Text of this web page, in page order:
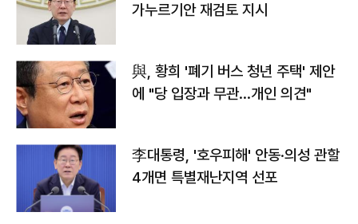
가누르기안 재검토 지시
與, 황희 '폐기 버스 청년 주택' 제안
에 "당 입장과 무관…개인 의견"
李대통령, '호우피해' 안동·의성 관할
4개면 특별재난지역 선포